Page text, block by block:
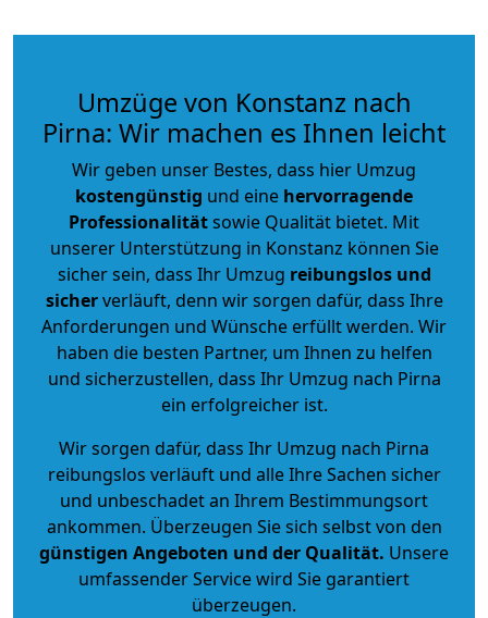
Umzüge von Konstanz nach
Pirna: Wir machen es Ihnen leicht
Wir geben unser Bestes, dass hier Umzug
kostengünstig und eine hervorragende
Professionalitätsowie Qualität bietet. Mit
unserer Unterstützung in Konstanz können Sie
sicher sein, dass Ihr Umzug reibungslos und
sicherverläuft, denn wir sorgen dafür, dass Ihre
Anforderungen und Wünsche erfüllt werden. Wir
haben die besten Partner, um Ihnen zu helfen
und sicherzustellen, dass Ihr Umzug nach Pirna
ein erfolgreicher ist.
Wir sorgen dafür, dass Ihr Umzug nach Pirna
reibungslos verläuft und alle Ihre Sachen sicher
und unbeschadet an Ihrem Bestimmungsort
ankommen. Überzeugen Sie sich selbst von den
günstigen Angeboten und der Qualität. Unsere
umfassender Service wird Sie garantiert
überzeugen.